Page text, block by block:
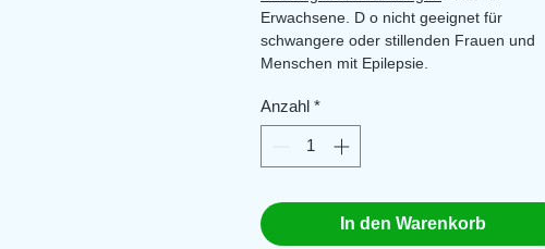
Erwachsene. D o nicht geeignet für
schwangere oder stillenden Frauen und
Menschen mit Epilepsie.
Anzahl *
In den Warenkorb